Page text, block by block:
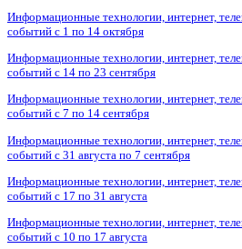
Информационные технологии, интернет,
событий с 1 по 14 октября
Информационные технологии, интернет,
событий с 14 по 23 сентября
Информационные технологии, интернет,
событий с 7 по 14 сентября
Информационные технологии, интернет,
событий с 31 августа по 7 сентября
Информационные технологии, интернет,
событий с 17 по 31 августа
Информационные технологии, интернет,
событий с 10 по 17 августа